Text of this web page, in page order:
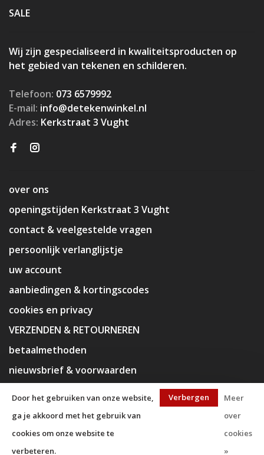
SALE
Wij zijn gespecialiseerd in kwaliteitsproducten op
het gebied van tekenen en schilderen.
Telefoon: 073 6579992
E-mail: info@detekenwinkel.nl
Adres: Kerkstraat 3 Vught
over ons
openingstijden Kerkstraat 3 Vught
contact & veelgestelde vragen
persoonlijk verlanglijstje
uw account
aanbiedingen & kortingscodes
cookies en privacy
VERZENDEN & RETOURNEREN
betaalmethoden
nieuwsbrief & voorwaarden
Door het gebruiken van onze website,
ga je akkoord met het gebruik van
cookies om onze website te
verbeteren.
Verbergen
Meer
over
cookies
»